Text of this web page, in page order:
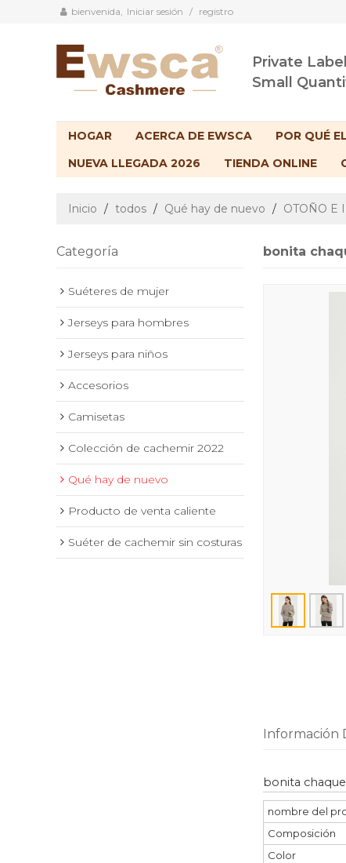
bienvenida, Iniciar sesión / registro
Private
Small
HOGAR ACERCA DE EWSCA POR QUÉ
NUEVA LLEGADA 2026
TIENDA ONLINE
Inicio / todos / Qué hay de nuevo / OTOÑO E
Categoría
Suéteres de mujer
Jerseys para hombres
Jerseys para niños
Accesorios
Camisetas
Colección de cachemir 2022
Qué hay de nuevo
Producto de venta caliente
Suéter de cachemir sin costuras
bonita
Información
bonita
nombre del
Composición
Color